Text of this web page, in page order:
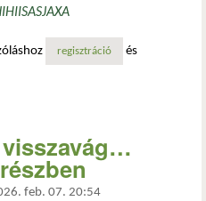
IHIISASJAXA
megsemmisülése tartalommal
regisztráció és
feb. 07. 20:54